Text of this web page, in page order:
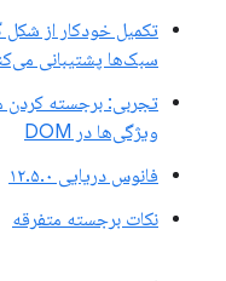
تکمیل خودکار از
سبک‌ها پشتیبانی
تجربی: برجسته کردن
ویژگی‌ها در DOM
فانوس دریایی ۱۲.۵.۰
نکات برجسته متفرقه